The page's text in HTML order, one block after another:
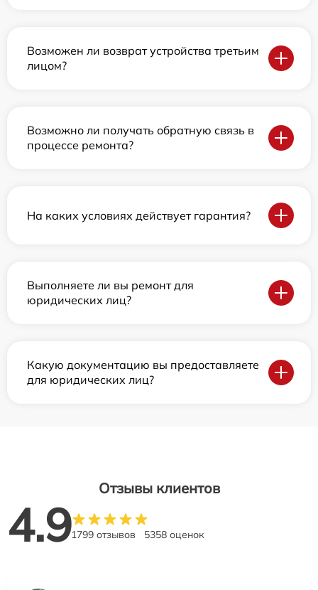
Возможен ли возврат устройства третьим
лицом?
Возможно ли получать обратную связь в
процессе ремонта?
На каких условиях действует гарантия?
Выполняете ли вы ремонт для
юридических лиц?
Какую документацию вы предоставляете
для юридических лиц?
Отзывы клиентов
4.91799 отзывов 5358 оценок